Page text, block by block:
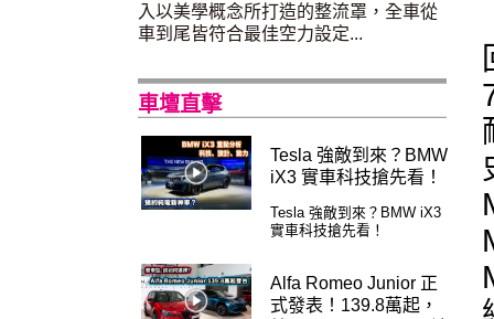
入以美學概念所打造的整流罩，全車從
車到尾皆符合最佳空力設定...
車壇直擊
Tesla 強敵到來？BMW
iX3 實車科技搶先看！
Tesla 強敵到來？BMW iX3
實車科技搶先看！
Alfa Romeo Junior 正
式發表！139.8萬起，